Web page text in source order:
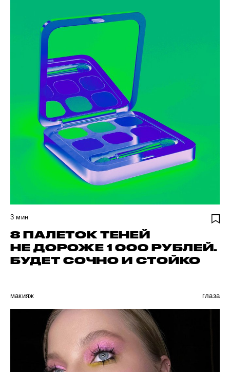
3 мин
8 ПАЛЕТОК ТЕНЕЙ
НЕ ДОРОЖЕ 1 000 РУБЛЕЙ.
БУДЕТ СОЧНО И СТОЙКО
макияж глаза